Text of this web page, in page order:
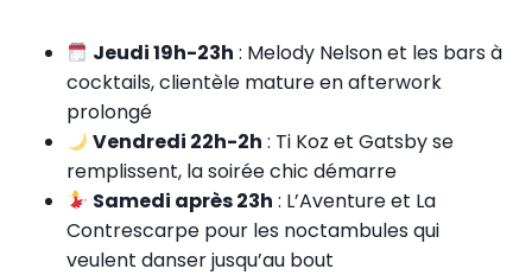
Jeudi 19h-23h : Melody Nelson et les bars à
cocktails, clientèle mature en afterwork
prolongé
Vendredi 22h-2h : Ti Koz et Gatsby se
remplissent, la soirée chic démarre
Samedi après 23h : L’Aventure et La
Contrescarpe pour les noctambules qui
veulent danser jusqu’au bout